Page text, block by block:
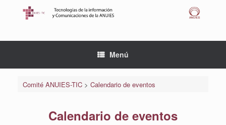
Menú
Comité ANUIES-TIC> Calendario de eventos
Calendario de eventos